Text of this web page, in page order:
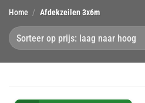
Home / Afdekzeilen 3x6m